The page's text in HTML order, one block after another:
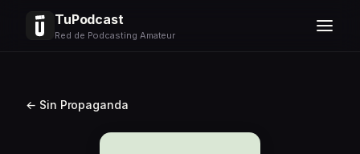
TuPodcast
Red de Podcasting Amateur
← Sin Propaganda